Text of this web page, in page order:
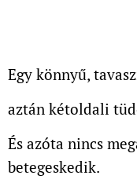
Egy könnyű,
aztán kétoldali
És azóta nincs
betegeskedik.